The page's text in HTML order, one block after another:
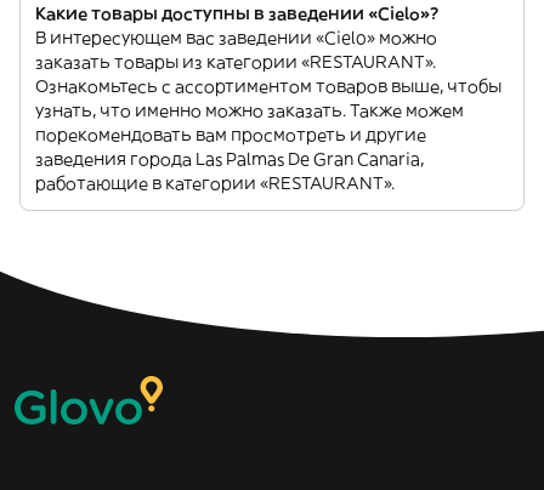
Какие товары доступны в заведении «Cielo»?
В интересующем вас заведении «Cielo» можно
заказать товары из категории «RESTAURANT».
Ознакомьтесь с ассортиментом товаров выше, чтобы
узнать, что именно можно заказать. Также можем
порекомендовать вам просмотреть и другие
заведения города Las Palmas De Gran Canaria,
работающие в категории «RESTAURANT».